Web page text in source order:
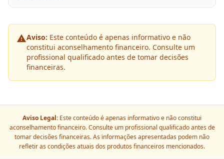
Aviso: Este conteúdo é apenas informativo e não
constitui aconselhamento financeiro. Consulte um
profissional qualificado antes de tomar decisões
financeiras.
Aviso Legal: Este conteúdo é apenas informativo e não constitui
aconselhamento financeiro. Consulte um profissional qualificado antes de
tomar decisões financeiras. As informações apresentadas podem não
refletir as condições atuais dos produtos financeiros mencionados.